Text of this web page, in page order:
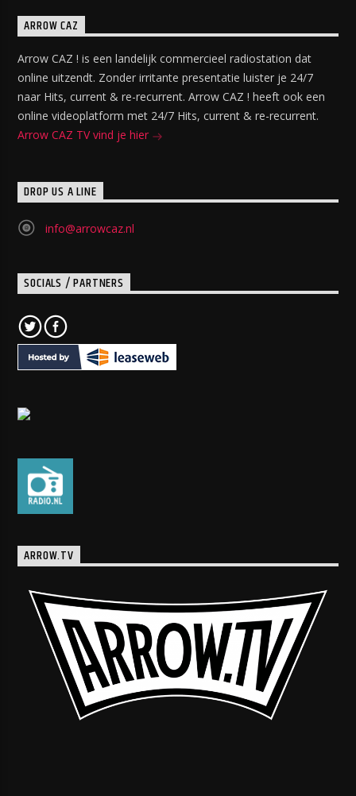
ARROW CAZ
Arrow CAZ ! is een landelijk commercieel radiostation dat
online uitzendt. Zonder irritante presentatie luister je 24/7
naar Hits, current & re-recurrent. Arrow CAZ ! heeft ook een
online videoplatform met 24/7 Hits, current & re-recurrent.
Arrow CAZ TV vind je hier
DROP US A LINE
info@arrowcaz.nl
SOCIALS / PARTNERS
ARROW.TV